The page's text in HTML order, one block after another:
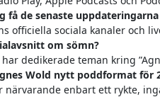
få de senaste
officiella sociala kanaler och
om sömn?
har dedikerade teman kring
Wold nytt poddformat för
närvarande enbart ett rykte,